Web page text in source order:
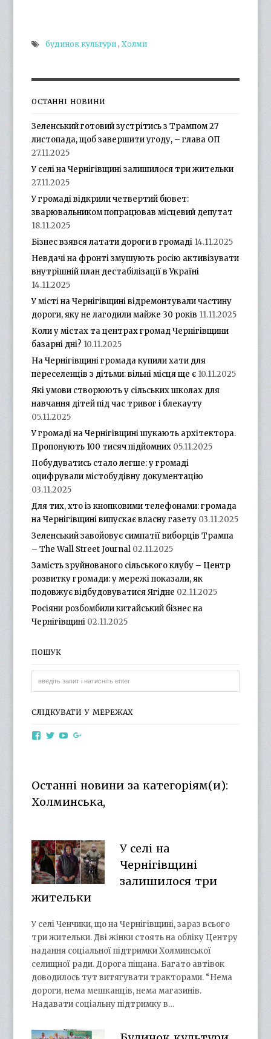
будинок культури ,Холми
ОСТАННІ НОВИНИ
Зеленський готовий зустрітись з Трампом 27
листопада, щоб завершити угоду, – глава ОП
27.11.2025
У селі на Чернігівщині залишилося три жительки
27.11.2025
У громаді відкрили четвертий бювет:
зварювальником попрацював місцевий депутат
18.11.2025
Бізнес взявся латати дороги в громаді 14.11.2025
Невдачі на фронті змушують росію активізувати
внутрішній план дестабілізації в Україні
14.11.2025
У місті на Чернігівщині відремонтували частину
дороги, яку не лагодили майже 30 років 11.11.2025
Коли у містах та центрах громад Чернігівщини
базарні дні? 10.11.2025
На Чернігівщині громада купили хати для
переселенців з дітьми: вільні місця ще є 10.11.2025
Які умови створюють у сільських школах для
навчання дітей під час тривог і блекауту
05.11.2025
У громаді на Чернігівщині шукають архітектора.
Пропонують 100 тисяч підйомних 05.11.2025
Побудуватись стало легше: у громаді
оцифрували містобудівну документацію
03.11.2025
Для тих, хто із кнопковими телефонами: громада
на Чернігівщині випускає власну газету 03.11.2025
Зеленський завойовує симпатії виборців Трампа
– The Wall Street Journal 02.11.2025
Замість зруйнованого сільського клубу – Центр
розвитку громади: у мережі показали, як
подовжує відбудовуватися Ягідне 02.11.2025
Росіяни розбомбили китайський бізнес на
Чернігівщині 02.11.2025
ПОШУК
СЛІДКУВАТИ У МЕРЕЖАХ
ViewViewView
YouTube
Останні новини за категоріям(и):
Холминська,
У селі на
Чернігівщині
залишилося три
жительки
У селі Ченчики, що на Чернігівщині, зараз всього
три жительки. Дві жінки стоять на обліку Центру
надання соціальної підтримки Холминської
селищної ради. Дорога піщана. Багато автівок
доводилось тут витягувати тракторами. “Нема
дороги, нема мешканців, нема магазинів.
Надавати соціальну підтримку в…